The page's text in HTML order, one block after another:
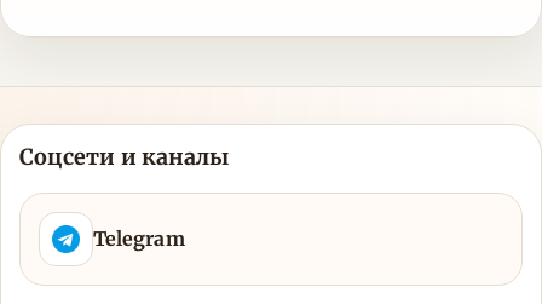
Соцсети и каналы
Telegram